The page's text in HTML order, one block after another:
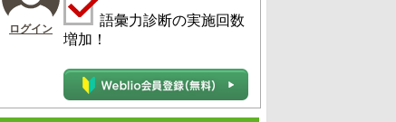
ログイン
語彙力診断の実施回数
増加！